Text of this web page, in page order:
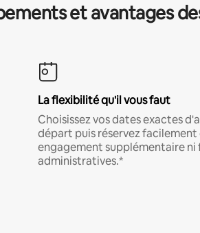
et avantages
La flexibilité qu'il vous faut
Choisissez vos dates exactes
départ puis réservez facilement
engagement supplémentaire
administratives.*